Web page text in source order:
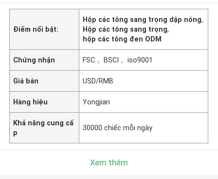
Điểm nổi bật:
Hộp các tông sang trọng dập nóng,
Hộp các tông sang trọng,
hộp các tông đen ODM
Chứng nhận FSC， BSCI， iso9001
Giá bán USD/RMB
Hàng hiệu Yongjian
Khả năng cung cấ
p
30000 chiếc mỗi ngày
Xem thêm